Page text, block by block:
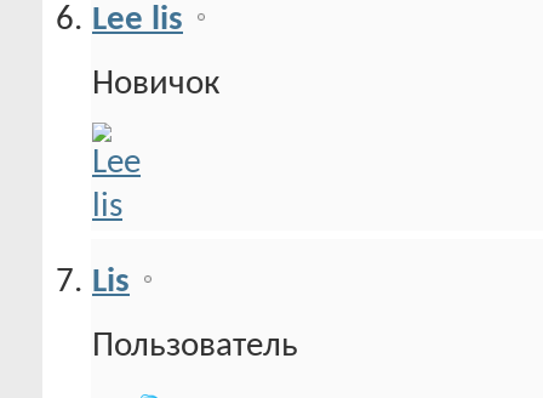
Lee lis
Новичок
Lis
Пользователь